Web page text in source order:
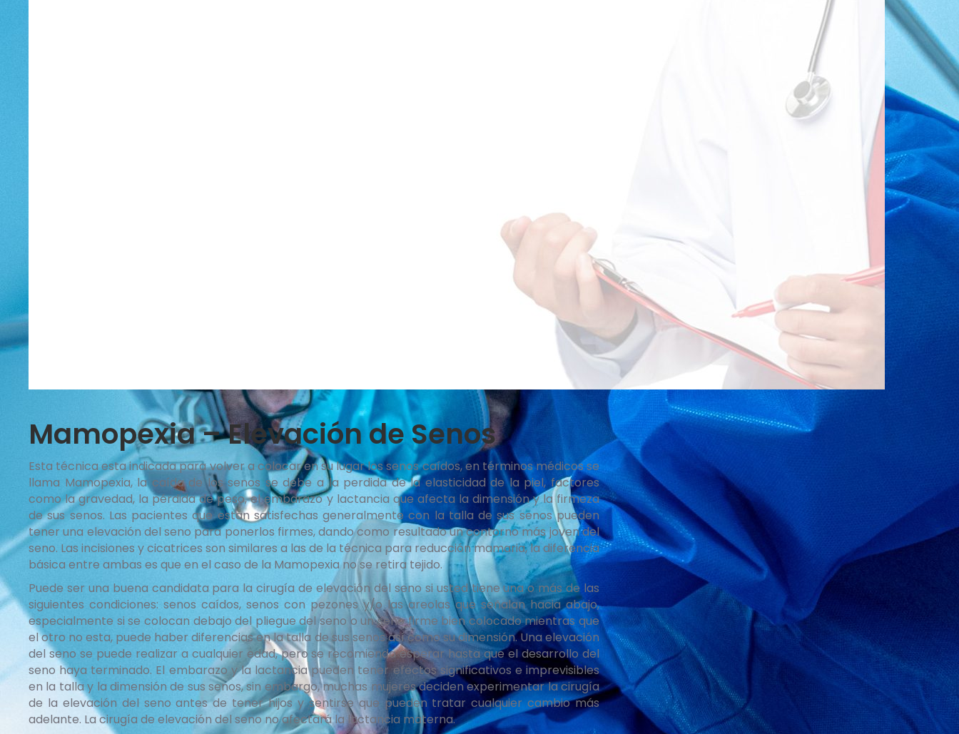
Mamopexia – Elevación de Senos
Esta técnica esta indicada para volver a colocar en su lugar los senos caídos, en términos médicos se
llama Mamopexia, la caída de los senos se debe a la perdida de la elasticidad de la piel, factores
como la gravedad, la pérdida de peso, el embarazo y lactancia que afecta la dimensión y la firmeza
de sus senos. Las pacientes que están satisfechas generalmente con la talla de sus senos pueden
tener una elevación del seno para ponerlos firmes, dando como resultado un contorno más joven del
seno. Las incisiones y cicatrices son similares a las de la técnica para reducción mamaria, la diferencia
básica entre ambas es que en el caso de la Mamopexia no se retira tejido.
Puede ser una buena candidata para la cirugía de elevación del seno si usted tiene una o más de las
siguientes condiciones: senos caídos, senos con pezones y/o las areolas que señalan hacia abajo,
especialmente si se colocan debajo del pliegue del seno o un seno firme bien colocado mientras que
el otro no esta, puede haber diferencias en la talla de sus senos así como su dimensión. Una elevación
del seno se puede realizar a cualquier edad, pero se recomienda esperar hasta que el desarrollo del
seno haya terminado. El embarazo y la lactancia pueden tener efectos significativos e imprevisibles
en la talla y la dimensión de sus senos, sin embargo, muchas mujeres deciden experimentar la cirugía
de la elevación del seno antes de tener hijos y sentirse que pueden tratar cualquier cambio más
adelante. La cirugía de elevación del seno no afectará la lactancia materna.